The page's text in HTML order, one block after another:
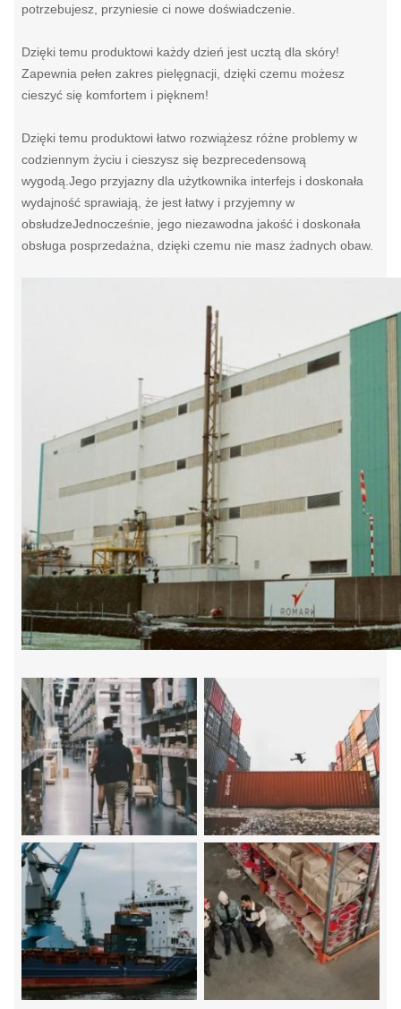
potrzebujesz, przyniesie ci nowe doświadczenie.
Dzięki temu produktowi każdy dzień jest ucztą dla skóry!
Zapewnia pełen zakres pielęgnacji, dzięki czemu możesz
cieszyć się komfortem i pięknem!
Dzięki temu produktowi łatwo rozwiążesz różne problemy w
codziennym życiu i cieszysz się bezprecedensową
wygodą.Jego przyjazny dla użytkownika interfejs i doskonała
wydajność sprawiają, że jest łatwy i przyjemny w
obsłudzeJednocześnie, jego niezawodna jakość i doskonała
obsługa posprzedażna, dzięki czemu nie masz żadnych obaw.